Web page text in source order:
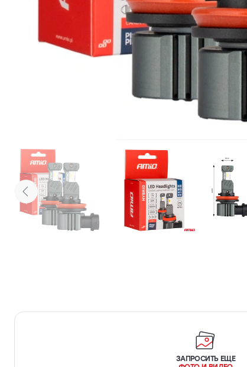
ЗАПРОСИТЬ ЕЩЕ
Полировка фар
Установка дополнительного
оборудования